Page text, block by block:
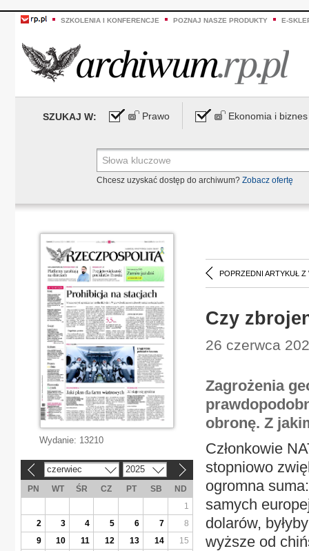
SZKOLENIA I KONFERENCJE POZNAJ NASZE PRODUKTY E-
SZUKAJ W: Prawo Ekonomia i biznes
Chcesz uzyskać dostęp do archiwum? Zobacz ofertę
POPRZEDNI ARTYKUŁ Z
Czy
26 czerwca
Zagrożenia
obronę. Z
Członkowie
stopniowo
ogromna
samych
dolarów,
wyższe od
Wydanie: 13210
czerwiec 2025
PN WT ŚR CZ PT SB
ND
1
2
3 4 5 6 7
8
9
10 11 12 13 14
15